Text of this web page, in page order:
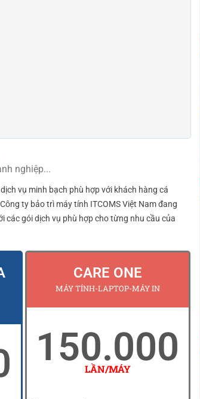
nghiệp...
vụ minh bạch phù hợp với khách hàng cá
ty bảo trì máy tính ITCOMS Việt Nam đang
các gói dịch vụ phù hợp cho từng nhu cầu của
CARE ONE
MÁY TÍNH-LAPTOP-MÁY IN
150.000
LẦN/MÁY